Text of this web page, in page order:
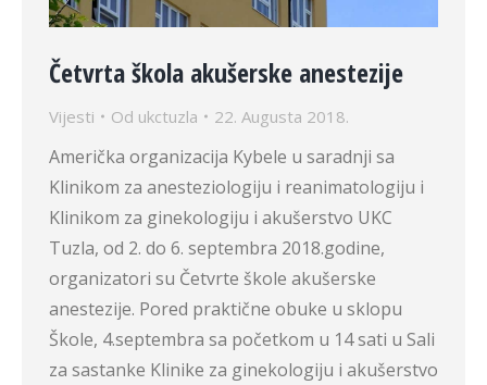
Četvrta škola akušerske anestezije
Vijesti Od ukctuzla 22. Augusta 2018.
Američka organizacija Kybele u saradnji sa
Klinikom za anesteziologiju i reanimatologiju i
Klinikom za ginekologiju i akušerstvo UKC
Tuzla, od 2. do 6. septembra 2018.godine,
organizatori su Četvrte škole akušerske
anestezije. Pored praktične obuke u sklopu
Škole, 4.septembra sa početkom u 14 sati u Sali
za sastanke Klinike za ginekologiju i akušerstvo